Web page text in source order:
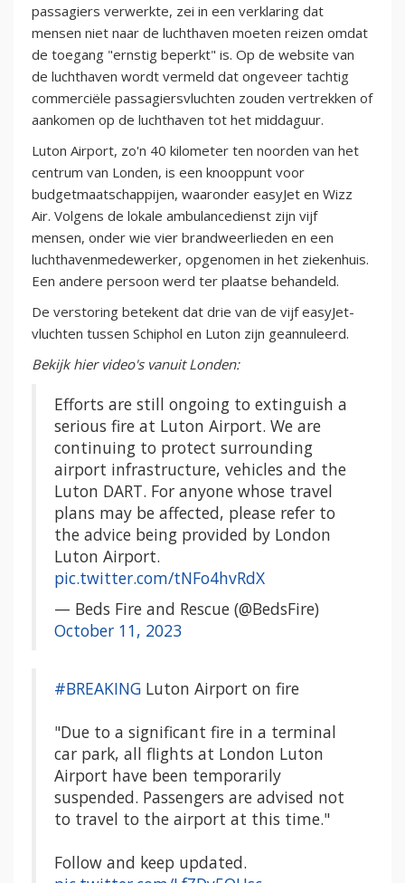
passagiers verwerkte, zei in een verklaring dat
mensen niet naar de luchthaven moeten reizen omdat
de toegang "ernstig beperkt" is. Op de website van
de luchthaven wordt vermeld dat ongeveer tachtig
commerciële passagiersvluchten zouden vertrekken of
aankomen op de luchthaven tot het middaguur.
Luton Airport, zo'n 40 kilometer ten noorden van het
centrum van Londen, is een knooppunt voor
budgetmaatschappijen, waaronder easyJet en Wizz
Air. Volgens de lokale ambulancedienst zijn vijf
mensen, onder wie vier brandweerlieden en een
luchthavenmedewerker, opgenomen in het ziekenhuis.
Een andere persoon werd ter plaatse behandeld.
De verstoring betekent dat drie van de vijf easyJet-
vluchten tussen Schiphol en Luton zijn geannuleerd.
Bekijk hier video's vanuit Londen:
Efforts are still ongoing to extinguish a
serious fire at Luton Airport. We are
continuing to protect surrounding
airport infrastructure, vehicles and the
Luton DART. For anyone whose travel
plans may be affected, please refer to
the advice being provided by London
Luton Airport.
pic.twitter.com/tNFo4hvRdX
— Beds Fire and Rescue (@BedsFire)
October 11, 2023
#BREAKING Luton Airport on fire
"Due to a significant fire in a terminal
car park, all flights at London Luton
Airport have been temporarily
suspended. Passengers are advised not
to travel to the airport at this time."
Follow and keep updated.